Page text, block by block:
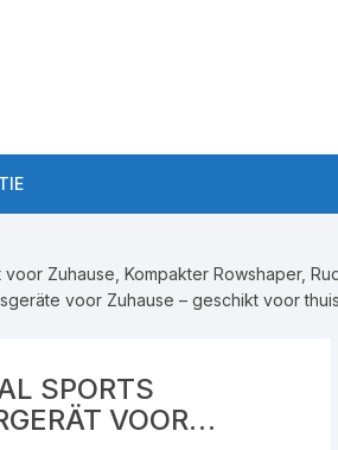
Zuhause, Kompakter Rowshaper,
voor Zuhause – geschikt voor
SPORTS
VOOR